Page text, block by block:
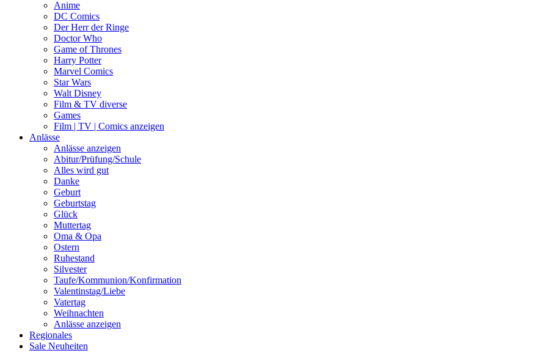
Anime
DC Comics
Der Herr der Ringe
Doctor Who
Game of Thrones
Harry Potter
Marvel Comics
Star Wars
Walt Disney
Film & TV diverse
Games
Film | TV | Comics anzeigen
Anlässe
Anlässe anzeigen
Abitur/Prüfung/Schule
Alles wird gut
Danke
Geburt
Geburtstag
Glück
Muttertag
Oma & Opa
Ostern
Ruhestand
Silvester
Taufe/Kommunion/Konfirmation
Valentinstag/Liebe
Vatertag
Weihnachten
Anlässe anzeigen
Regionales
Sale Neuheiten